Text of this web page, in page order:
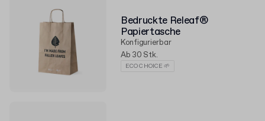
Bedruckte Releaf®
Papiertasche
Konfigurierbar
Ab 30 Stk.
ECO CHOICE 🌱